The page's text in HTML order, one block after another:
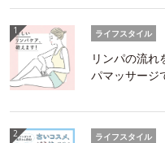
ライフスタイル
リンパの流れ
パマッサージ
ライフスタイル